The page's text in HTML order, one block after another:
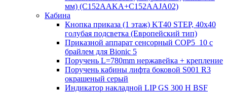
мм) (C152AAKA+C152AAJA02)
Кабина
Кнопка приказа (1 этаж) KT40 STEP, 40х40
голубая подсветка (Европейский тип)
Приказной аппарат сенсорный COP5_10 с
брайлем для Bionic 5
Поручень L=780mm нержавейка + крепление
Поручень кабины лифта боковой S001 R3
окрашеный серый
Индикатор накладной LIP GS 300 H BSF